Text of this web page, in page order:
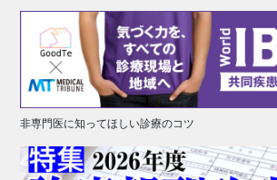
非専門医に知ってほしい診療のコツ